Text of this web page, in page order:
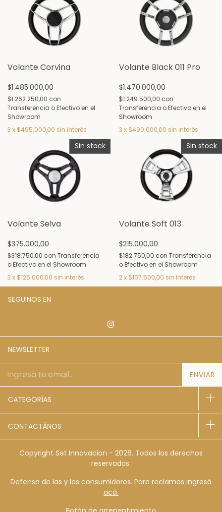
Volante Corvina
$1.485.000,00
$1.262.250,00 con
Transferencia o Efectivo en el
Showroom
3 x $495.000,00 sin interés
Volante Black 011 Pro
$1.470.000,00
$1.249.500,00 con
Transferencia o Efectivo en el
Showroom
3 x $490.000,00 sin interés
Sin stock
Volante Selva
$375.000,00
$318.750,00 con Transferencia
o Efectivo en el Showroom
3 x $125.000,00 sin interés
Sin stock
Volante Soft 013
$215.000,00
$182.750,00 con Transferencia
o Efectivo en el Showroom
2x $107.500,00 sin interés
SEGUINOS EN
NEWSLETTER
CATEGORÍAS
CONTACTÁNOS
Copyright Set Innovacion - 2026. Todos los derechos
reservados.
Defensa de las y los consumidores. Para reclamos ingresá
acá.